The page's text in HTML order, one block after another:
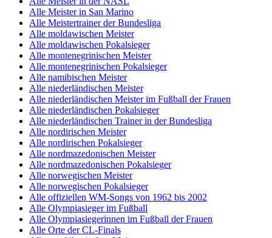
Alle Meister in San Marino
Alle Meistertrainer der Bundesliga
Alle moldawischen Meister
Alle moldawischen Pokalsieger
Alle montenegrinischen Meister
Alle montenegrinischen Pokalsieger
Alle namibischen Meister
Alle niederländischen Meister
Alle niederländischen Meister im Fußball der Frauen
Alle niederländischen Pokalsieger
Alle niederländischen Trainer in der Bundesliga
Alle nordirischen Meister
Alle nordirischen Pokalsieger
Alle nordmazedonischen Meister
Alle nordmazedonischen Pokalsieger
Alle norwegischen Meister
Alle norwegischen Pokalsieger
Alle offiziellen WM-Songs von 1962 bis 2002
Alle Olympiasieger im Fußball
Alle Olympiasiegerinnen im Fußball der Frauen
Alle Orte der CL-Finals